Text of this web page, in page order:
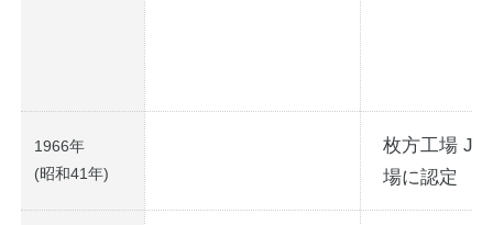
1966年
(昭和41年)
枚方工場
場に認定